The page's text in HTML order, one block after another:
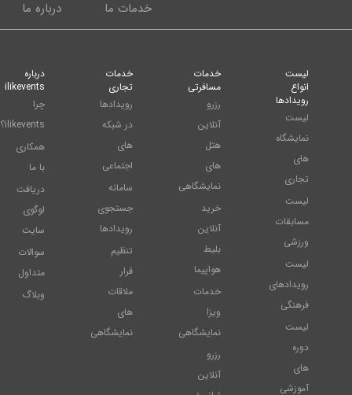
درباره ما خدمات ما
درباره
ilikevents
چرا
ilikevents؟
همکاری
با ما
دریافت
لوگوی
سایت
سوالات
متداول
وبلاگ
خدمات
تجاری
رویدادها
در شبکه
های
اجتماعی
سامانه
جستجوی
رویدادها
تنظیم
قرار
ملاقات
های
نمایشگاهی
خدمات
مسافرتی
رزرو
آنلاین
هتل
های
نمایشگاهی
خرید
آنلاین
بلیط
هواپیما
خدمات
ویزا
نمایشگاهی
رزرو
آنلاین
لیست
انواع
رویدادها
لیست
نمایشگاه
های
تجاری
لیست
مسابقات
ورزشی
لیست
رویدادهای
فرهنگی
لیست
دوره
های
آموزشی